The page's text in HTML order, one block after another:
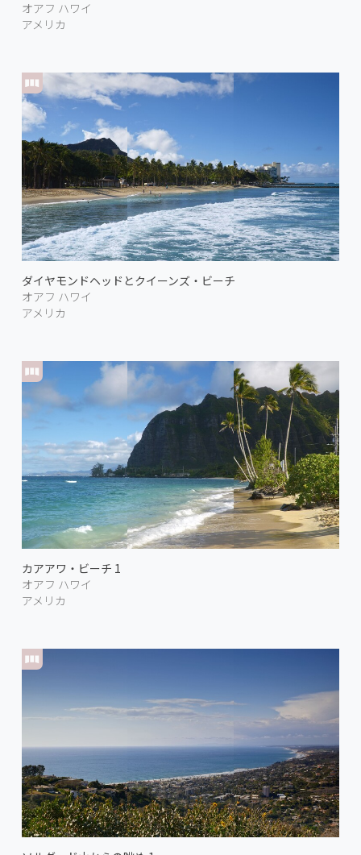
オアフ ハワイ
アメリカ
ダイヤモンドヘッドとクイーンズ・ビーチ
オアフ ハワイ
アメリカ
カアアワ・ビーチ 1
オアフ ハワイ
アメリカ